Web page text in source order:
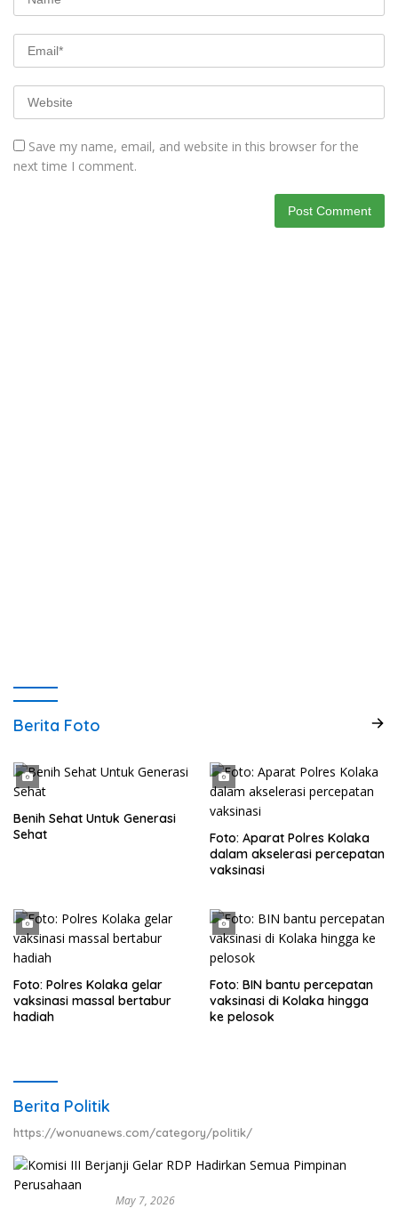
Save my name, email, and website in this browser for the
next time I comment.
Berita Foto
Benih Sehat Untuk Generasi
Sehat
Foto: Aparat Polres Kolaka
dalam akselerasi percepatan
vaksinasi
Foto: Polres Kolaka gelar
vaksinasi massal bertabur
hadiah
Foto: BIN bantu percepatan
vaksinasi di Kolaka hingga
ke pelosok
Berita Politik
https://wonuanews.com/category/politik/
May 7, 2026